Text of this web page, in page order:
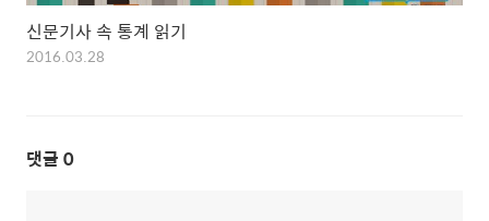
신문기사 속 통계 읽기
2016.03.28
댓글 0